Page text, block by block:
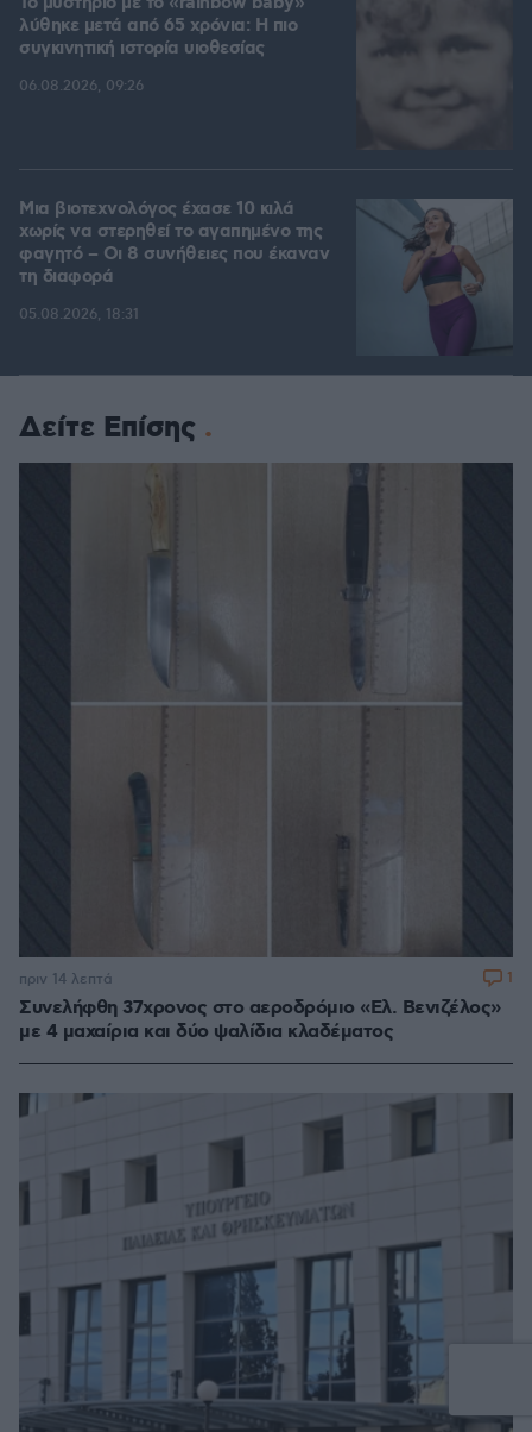
λύθηκε μετά από 65 χρόνια: Η πιο
συγκινητική ιστορία υιοθεσίας
06.08.2026, 09:26
Μια βιοτεχνολόγος έχασε 10 κιλά
χωρίς να στερηθεί το αγαπημένο της
φαγητό – Οι 8 συνήθειες που έκαναν
τη διαφορά
05.08.2026, 18:31
Δείτε Επίσης
Συνελήφθη 37χρονος στο αεροδρόμιο «Ελ. Βενιζέλος»
με 4 μαχαίρια και δύο ψαλίδια κλαδέματος
πριν 14 λεπτά 1